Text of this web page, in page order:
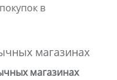
в
магазинах
магазинах